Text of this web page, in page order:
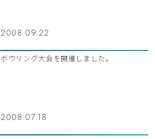
2008.09.22
ボウリング大会を開催しました。
2008.07.18